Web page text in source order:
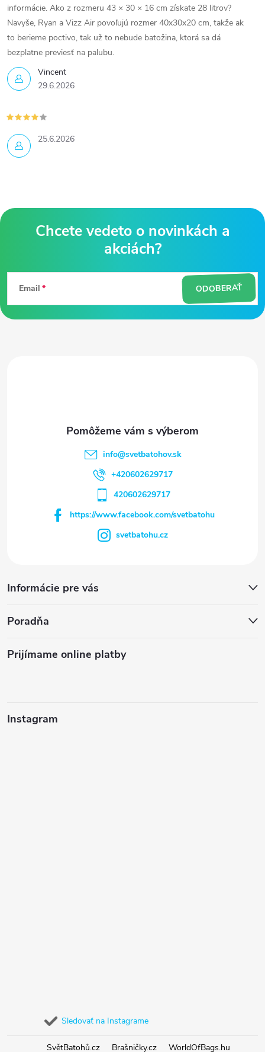
Vincent
29.6.2026
informácie. Ako z rozmeru 43 × 30 × 16 cm získate 28 litrov?
Navyše, Ryan a Vizz Air povoľujú rozmer 40x30x20 cm, takže ak
to berieme poctivo, tak už to nebude batožina, ktorá sa dá
bezplatne previesť na palubu.
25.6.2026
á
ä
Email ODOBERAŤ
info@svetbatohov.sk
+420602629717
420602629717
https://www.facebook.com/svetbatohu
svetbatohu.cz
Informácie pre vás
Poradňa
Prijímame online platby
Instagram
Sledovať na Instagrame
SvětBatohů.cz Brašničky.cz WorldOfBags.hu